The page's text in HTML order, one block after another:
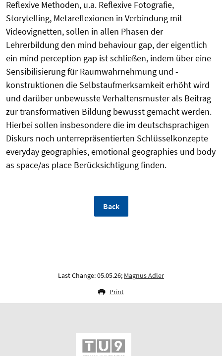
Reflexive Methoden, u.a. Reflexive Fotografie,
Storytelling, Metareflexionen in Verbindung mit
Videovignetten, sollen in allen Phasen der
Lehrerbildung den mind behaviour gap, der eigentlich
ein mind perception gap ist schließen, indem über eine
Sensibilisierung für Raumwahrnehmung und -
konstruktionen die Selbstaufmerksamkeit erhöht wird
und darüber unbewusste Verhaltensmuster als Beitrag
zur transformativen Bildung bewusst gemacht werden.
Hierbei sollen insbesondere die im deutschsprachigen
Diskurs noch unterrepräsentierten Schlüsselkonzepte
everyday geographies, emotional geographies und body
as space/as place Berücksichtigung finden.
Back
Last Change: 05.05.26; Magnus Adler
Print